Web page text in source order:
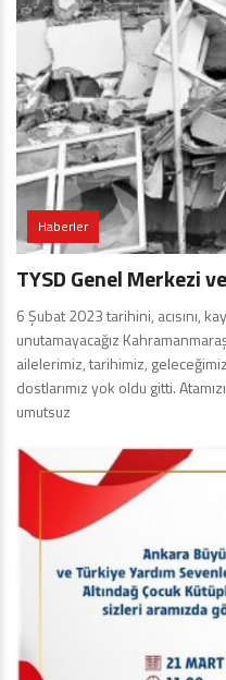
Haberler
TYSD Genel Merkezi
6 Şubat 2023 tarihini, acısını,
unutamayacağız
ailelerimiz, tarihimiz,
dostlarımız yok oldu gitti.
umutsuz